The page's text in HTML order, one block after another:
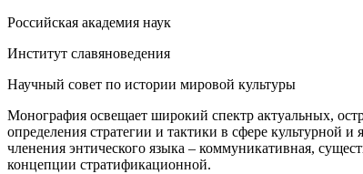
Российская академия наук
Институт славяноведения
Научный совет по истории мировой культуры
Монография освещает широкий спектр актуальных,
определения стратегии и тактики в сфере культурной
членения энтического языка – коммуникативная,
концепции стратификационной.